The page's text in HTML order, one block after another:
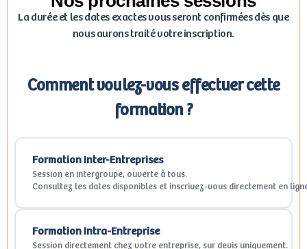
La durée et les dates exactes vous seront confirmées dès que
nous aurons traité votre inscription.
Comment voulez-vous effectuer cette
formation ?
Formation Inter-Entreprises
Session en intergroupe, ouverte à tous.
Consultez les dates disponibles et inscrivez-vous directement en
Formation Intra-Entreprise
Session directement chez votre entreprise, sur devis uniquement.